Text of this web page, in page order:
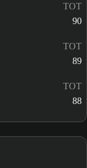
TOT
90
TOT
89
TOT
88